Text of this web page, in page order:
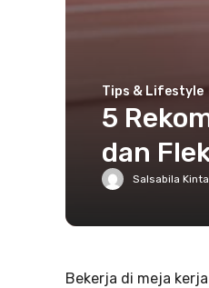
Tips & Lifestyle
5
dan
Salsabila
Bekerja di meja